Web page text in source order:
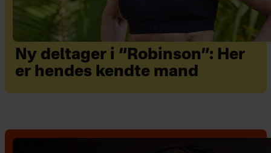
Ny deltager i “Robinson”: Her
er hendes kendte mand